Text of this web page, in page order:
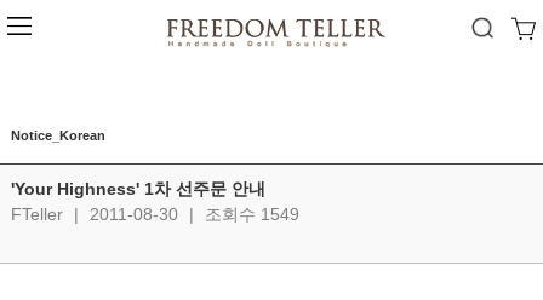
Notice_Korean
'Your Highness' 1차 선주문 안내
FTeller
| 2011-08-30 | 조회수 1549